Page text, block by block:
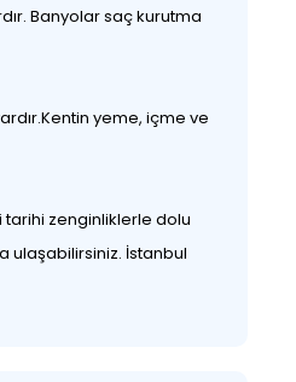
Banyolar saç kurutma
yeme, içme ve
zenginliklerle dolu
ulaşabilirsiniz. İstanbul